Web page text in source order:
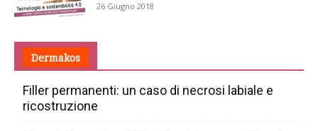
26 Giugno 2018
Dermakos
Filler permanenti: un caso di necrosi labiale e
ricostruzione